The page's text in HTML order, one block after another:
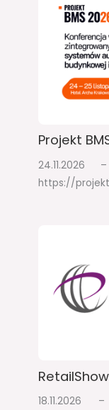
Projekt
24.11.2026
https://
18.11.2026